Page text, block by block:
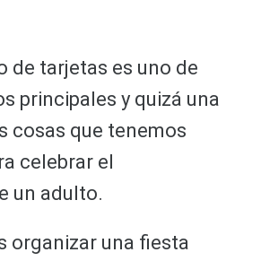
de tarjetas es uno de
principales y quizá una
cosas que tenemos
celebrar el
un adulto.
organizar una fiesta